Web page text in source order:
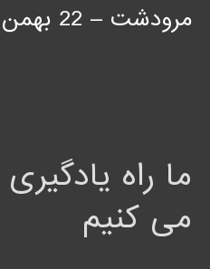
مرودشت – 22 بهمن شمالی
ما راه
می کنیم